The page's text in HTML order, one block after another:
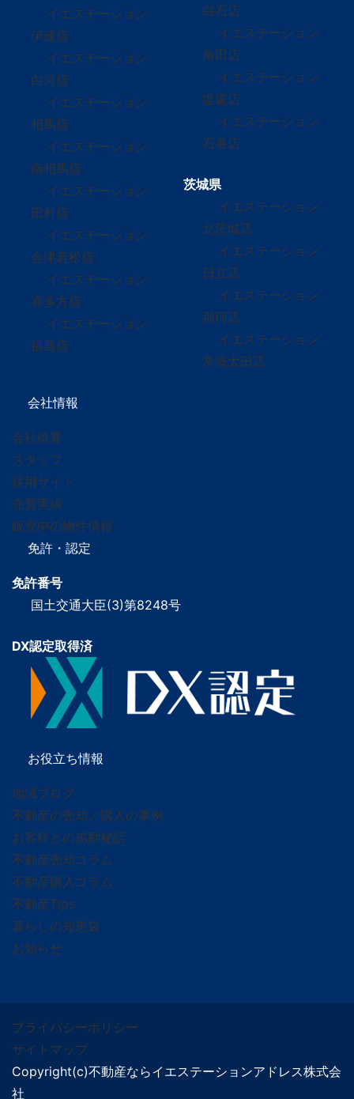
イエステーション
伊達店
イエステーション
白河店
イエステーション
相馬店
イエステーション
南相馬店
イエステーション
田村店
イエステーション
会津若松店
イエステーション
喜多方店
イエステーション
福島店
白石店
イエステーション
角田店
イエステーション
塩竈店
イエステーション
石巻店
茨城県
イエステーション
北茨城店
イエステーション
日立店
イエステーション
那珂店
イエステーション
常陸太田店
会社情報
会社概要
スタッフ
採用サイト
売買実績
販売中の物件情報
免許・認定
免許番号
国土交通大臣(3)第8248号
DX認定取得済
お役立ち情報
地域ブログ
不動産の売却／購入の事例
お客様との感動秘話
不動産売却コラム
不動産購入コラム
不動産Tips
暮らしの知恵袋
お知らせ
プライバシーポリシー
サイトマップ
Copyright(c)不動産ならイエステーションアドレス株式会
社